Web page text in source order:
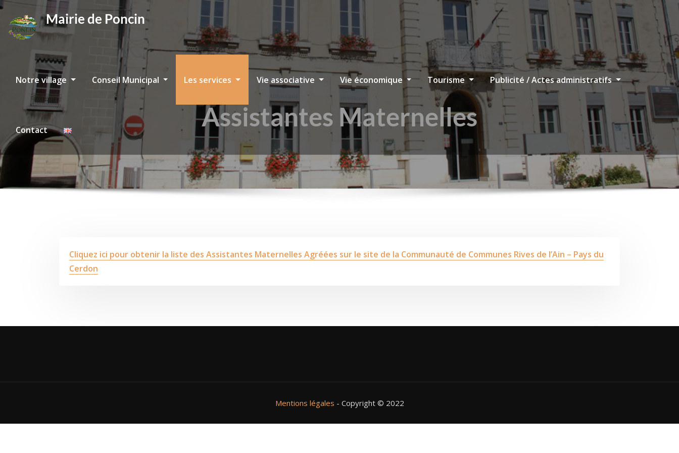
Skip
content
Mairie de Poncin
Notre village Conseil Municipal Les services Vie associative Vie économique Tourisme Publicité / Actes administratifs
Contact Assistantes Maternelles
Cliquez ici pour obtenir la liste des Assistantes Maternelles Agréées sur le site de la Communauté de Communes Rives de l’Ain – Pays du
Cerdon
Mentions légales - Copyright © 2022